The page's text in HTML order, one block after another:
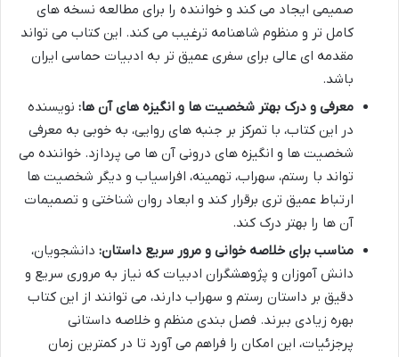
صمیمی ایجاد می کند و خواننده را برای مطالعه نسخه های
کامل تر و منظوم شاهنامه ترغیب می کند. این کتاب می تواند
مقدمه ای عالی برای سفری عمیق تر به ادبیات حماسی ایران
باشد.
معرفی و درک بهتر شخصیت ها و انگیزه های آن ها: نویسنده
در این کتاب، با تمرکز بر جنبه های روایی، به خوبی به معرفی
شخصیت ها و انگیزه های درونی آن ها می پردازد. خواننده می
تواند با رستم، سهراب، تهمینه، افراسیاب و دیگر شخصیت ها
ارتباط عمیق تری برقرار کند و ابعاد روان شناختی و تصمیمات
آن ها را بهتر درک کند.
مناسب برای خلاصه خوانی و مرور سریع داستان: دانشجویان،
دانش آموزان و پژوهشگران ادبیات که نیاز به مروری سریع و
دقیق بر داستان رستم و سهراب دارند، می توانند از این کتاب
بهره زیادی ببرند. فصل بندی منظم و خلاصه داستانی
پرجزئیات، این امکان را فراهم می آورد تا در کمترین زمان